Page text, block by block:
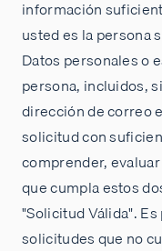
información
usted es la persona
Datos personales o
persona, incluidos,
dirección de correo
solicitud con
comprender,
que cumpla estos
"Solicitud Válida".
solicitudes que no